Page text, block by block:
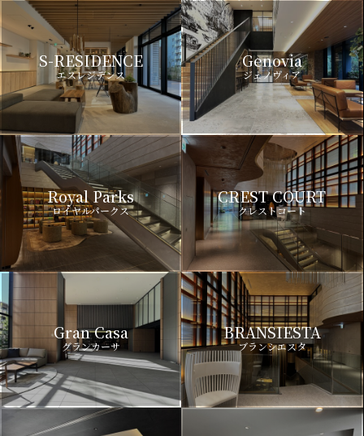
S-RESIDENCE
エスレジデンス
Genovia
ジェノヴィア
Royal Parks
ロイヤルパークス
CREST COURT
クレストコート
Gran Casa
グランカーサ
BRANSIESTA
ブランシエスタ